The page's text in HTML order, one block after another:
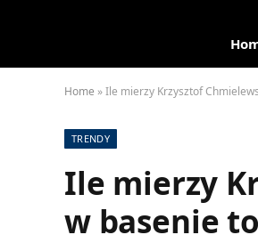
Home »Ile mierzy Krzysztof
TRENDY
Ile mierzy
w basenie